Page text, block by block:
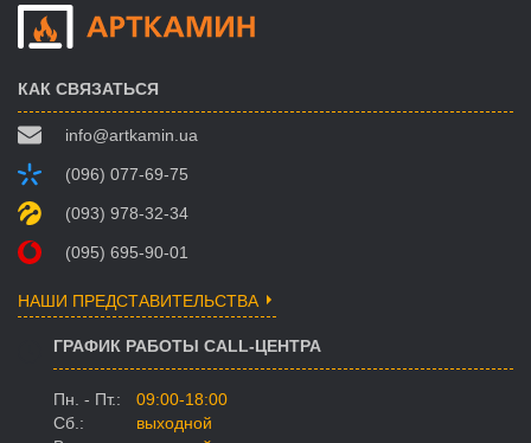
КАК СВЯЗАТЬСЯ
info@artkamin.ua
(096) 077-69-75
(093) 978-32-34
(095) 695-90-01
НАШИ ПРЕДСТАВИТЕЛЬСТВА
ГРАФИК РАБОТЫ CALL-ЦЕНТРА
Пн. - Пт.:
09:00-18:00
Сб.:
выходной